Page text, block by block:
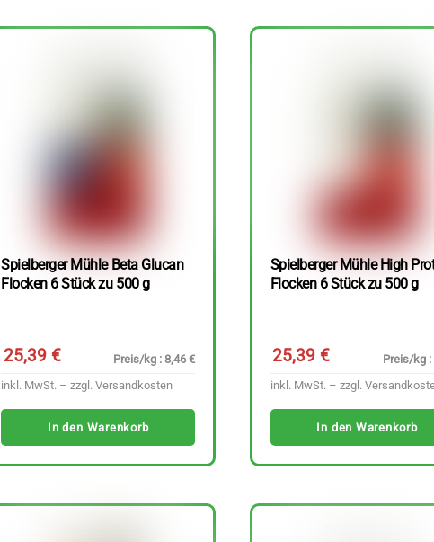
Spielberger Mühle Beta Glucan
Flocken 6 Stück zu 500 g
25,39 €
Preis/kg : 8,46 €
inkl. MwSt. – zzgl.Versandkosten
In den Warenkorb
Spielberger Mühle High
Flocken 6 Stück zu 500 g
25,39 €
Preis/kg :
inkl. MwSt. – zzgl.
In den Warenkorb